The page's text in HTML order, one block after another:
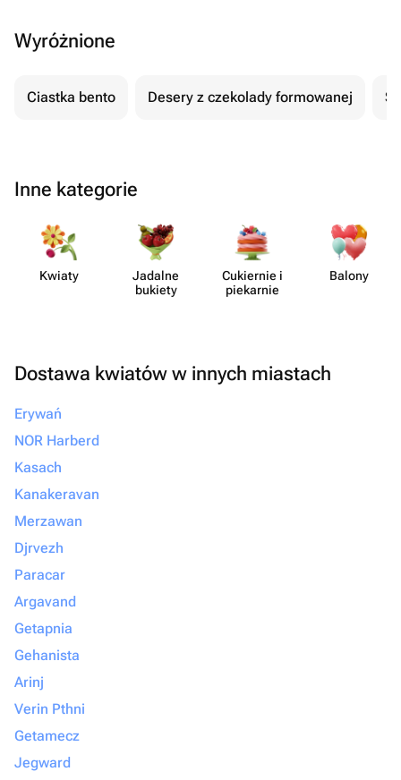
Wyróżnione
Ciastka bento Desery z czekolady formowanej
Inne kategorie
Kwiaty
Jadalne
bukiety
Cukiernie i
piekarnie
Balony
Dostawa kwiatów w innych miastach
Erywań
NOR Harberd
Kasach
Kanakeravan
Merzawan
Djrvezh
Paracar
Argavand
Getapnia
Gehanista
Arinj
Verin Pthni
Getamecz
Jegward